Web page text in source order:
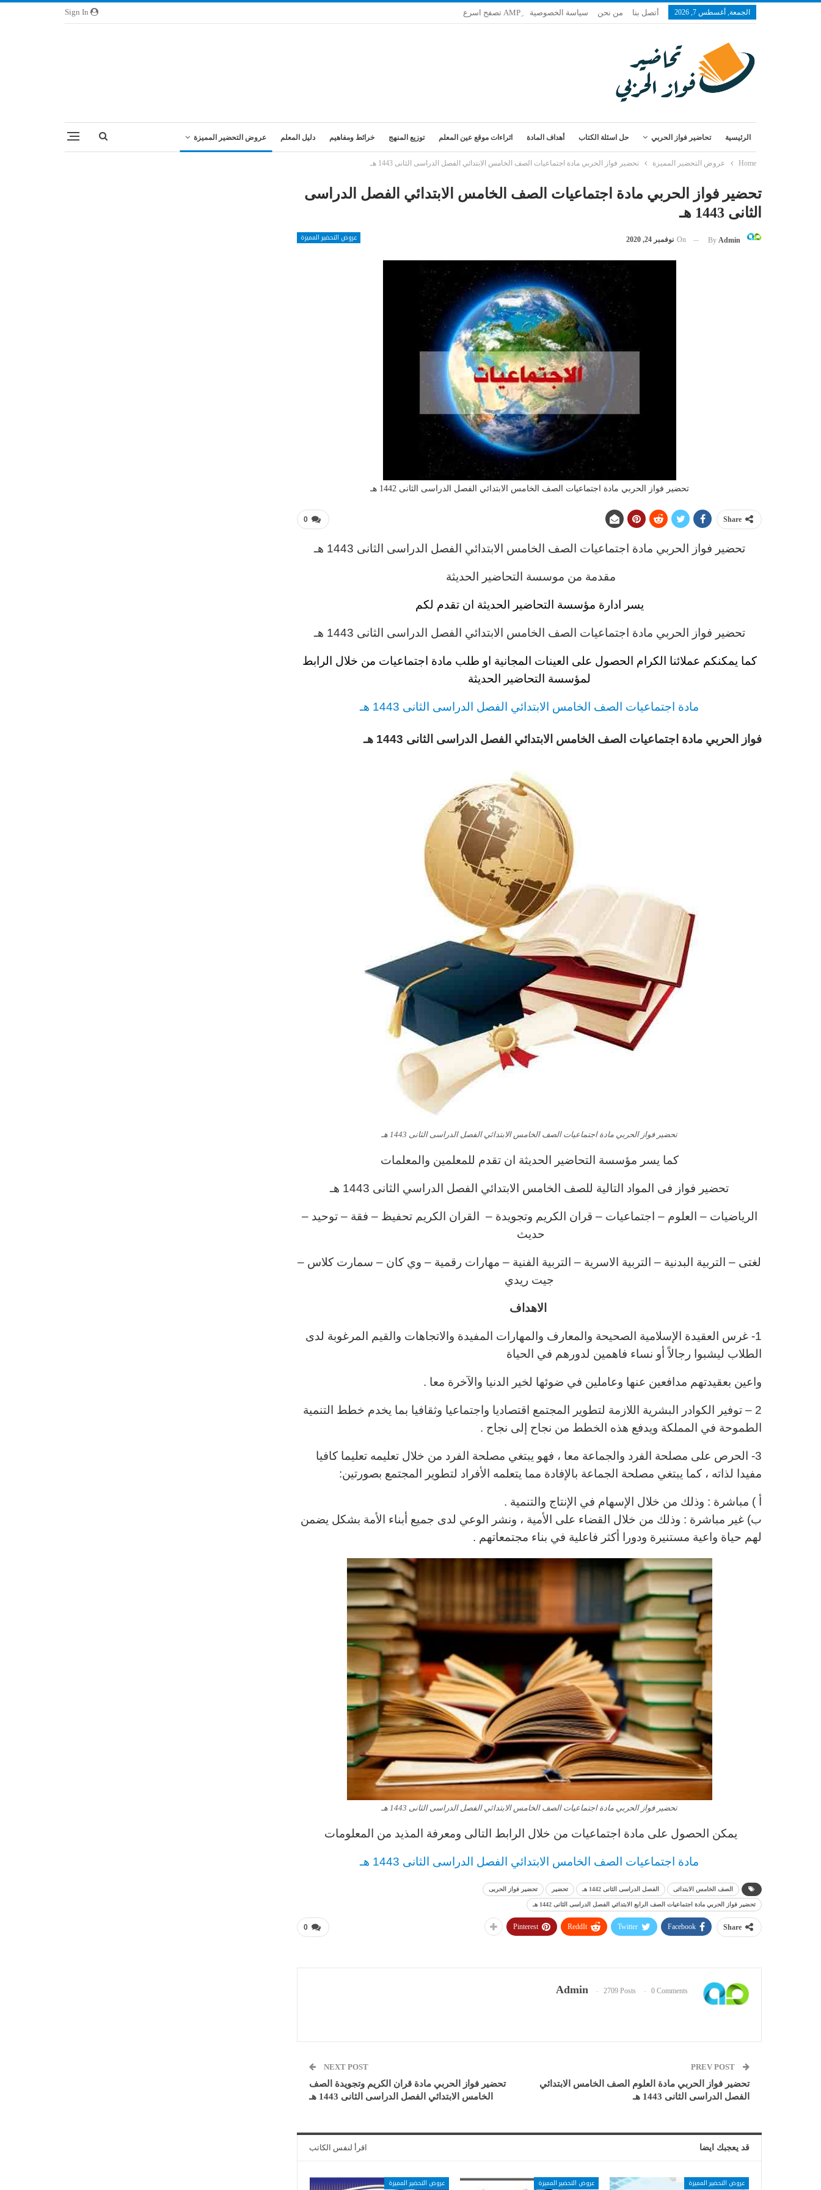
الجمعة, أغسطس 7, 2026 أتصل بنا من نحن سياسة الخصوصية
الرئيسية تحاضير فواز الحربي حل اسئلة الكتاب أهداف المادة اثراءات موقع عين المعلم توزيع المنهج خرائط ومفاهيم دليل المعلم عروض التحضير المميزة
Home عروض التحضير المميزة تحضير فواز الحربي مادة اجتماعيات الصف الخامس الابتدائي الفصل الدراسى الثانى 1443 هـ
تحضير فواز الحربي مادة اجتماعيات الصف الخامس الابتدائي الفصل الدراسى
الثانى 1443 هـ
عروض التحضير المميزة By Admin
On نوفمبر 24, 2020
تحضير فواز الحربي مادة اجتماعيات الصف الخامس الابتدائي الفصل الدراسى الثانى 1442 هـ
0 Share
تحضير فواز الحربي مادة اجتماعيات الصف الخامس الابتدائي الفصل الدراسى الثانى 1443 هـ
مقدمة من موسسة التحاضير الحديثة
يسر ادارة مؤسسة التحاضير الحديثة ان تقدم لكم
تحضير فواز الحربي مادة اجتماعيات الصف الخامس الابتدائي الفصل الدراسى الثانى 1443 هـ
كما يمكنكم عملائنا الكرام الحصول على العينات المجانية او طلب مادة اجتماعيات من خلال الرابط
لمؤسسة التحاضير الحديثة
مادة اجتماعيات الصف الخامس الابتدائي الفصل الدراسى الثانى 1443 هـ
فواز الحربي مادة اجتماعيات الصف الخامس الابتدائي الفصل الدراسى الثانى 1443 هـ
تحضير فواز الحربي مادة اجتماعيات الصف الخامس الابتدائي الفصل الدراسى الثانى 1443 هـ
كما يسر مؤسسة التحاضير الحديثة ان تقدم للمعلمين والمعلمات
تحضير فواز فى المواد التالية للصف الخامس الابتدائي الفصل الدراسي الثانى 1443 هـ
الرياضيات – العلوم – اجتماعيات – قران الكريم وتجويدة – القران الكريم تحفيظ – فقة – توحيد –
حديث
لغتى – التربية البدنية – التربية الاسرية – التربية الفنية – مهارات رقمية – وي كان – سمارت كلاس –
جيت ريدي
الاهداف
1- غرس العقيدة الإسلامية الصحيحة والمعارف والمهارات المفيدة والاتجاهات والقيم المرغوبة لدى
الطلاب ليشبوا رجالاً أو نساء فاهمين لدورهم في الحياة
واعين بعقيدتهم مدافعين عنها وعاملين في ضوئها لخير الدنيا والآخرة معا .
2 – توفير الكوادر البشرية اللازمة لتطوير المجتمع اقتصاديا واجتماعيا وثقافيا بما يخدم خطط التنمية
الطموحة في المملكة ويدفع هذه الخطط من نجاح إلى نجاح .
3- الحرص على مصلحة الفرد والجماعة معا ، فهو يبتغي مصلحة الفرد من خلال تعليمه تعليما كافيا
مفيدا لذاته ، كما يبتغي مصلحة الجماعة بالإفادة مما يتعلمه الأفراد لتطوير المجتمع بصورتين:
أ ) مباشرة : وذلك من خلال الإسهام في الإنتاج والتنمية .
ب) غير مباشرة : وذلك من خلال القضاء على الأمية ، ونشر الوعي لدى جميع أبناء الأمة بشكل يضمن
لهم حياة واعية مستنيرة ودورا أكثر فاعلية في بناء مجتمعاتهم .
تحضير فواز الحربي مادة اجتماعيات الصف الخامس الابتدائي الفصل الدراسى الثانى 1443 هـ
يمكن الحصول على مادة اجتماعيات من خلال الرابط التالى ومعرفة المذيد من المعلومات
مادة اجتماعيات الصف الخامس الابتدائي الفصل الدراسى الثانى 1443 هـ
الصف الخامس الابتدائى الفصل الدراسى الثانى 1442 هـ تحضير تحضير فواز الحربى
تحضير فواز الحربي مادة اجتماعيات الصف الرابع الابتدائي الفصل الدراسى الثانى 1442 هـ
0 Share
Facebook
Twitter
ReddIt
Pinterest
Admin 2709 Posts 0 Comments
تحضير فواز الحربي مادة العلوم الصف الخامس الابتدائي
الفصل الدراسى الثانى 1443 هـ
NEXT POST
تحضير فواز الحربي مادة قران الكريم وتجويدة الصف
الخامس الابتدائي الفصل الدراسى الثانى 1443 هـ
قد يعجبك ايضا اقرأ لنفس الكاتب
عروض التحضير المميزة عروض التحضير المميزة عروض التحضير المميزة